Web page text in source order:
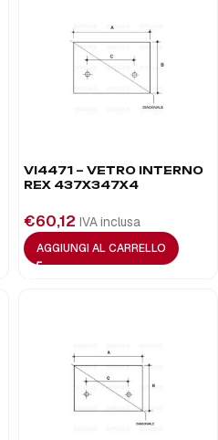
VI4471 – VETRO INTERNO
REX 437X347X4
€60,12 IVA inclusa
AGGIUNGI AL CARRELLO